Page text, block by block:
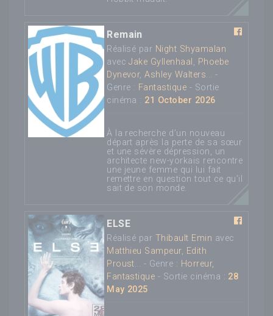
Remain
Réalisé par Night Shyamalan
avecJake Gyllenhaal , Phoebe
Dynevor,Ashley Walters... -
Genre : Fantastique - Sortie
cinéma : 21 October 2026
À la recherche d’un nouveau
départ après la perte de sa sœur
et une sévère dépression, un
architecte new-yorkais rencontre
une jeune femme qui lui fait
remettre en question tout ce qu’il
sait de son monde.
ELSE
Réalisé par Thibault Emin avec
Matthieu Sampeur, Edith
Proust... - Genre : Horreur,
Fantastique - Sortie cinéma : 28
May 2025